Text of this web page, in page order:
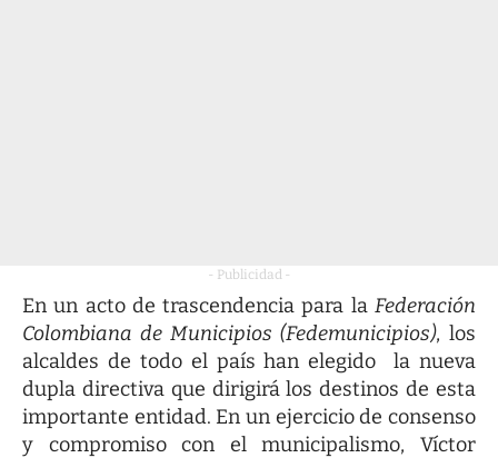
- Publicidad -
En un acto de trascendencia para la Federación
Colombiana de Municipios (Fedemunicipios), los
alcaldes de todo el país han elegido la nueva
dupla directiva que dirigirá los destinos de esta
importante entidad. En un ejercicio de consenso
y compromiso con el municipalismo, Víctor